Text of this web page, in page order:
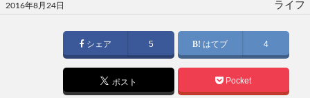
投
稿
2016年8月24日 ライフ
シェア 5 はてブ 4
ポスト Pocket